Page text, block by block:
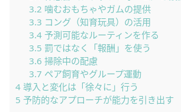
3.2 噛むおもちゃやガムの提供
3.3 コング（知育玩具）の活用
3.4予測可能なルーティンを作る
3.5 罰ではなく「報酬」を使う
3.6 掃除中の配慮
3.7 ペア飼育やグループ運動
4 導入と変化は「徐々に」行う
5 予防的なアプローチが能力を引き出す